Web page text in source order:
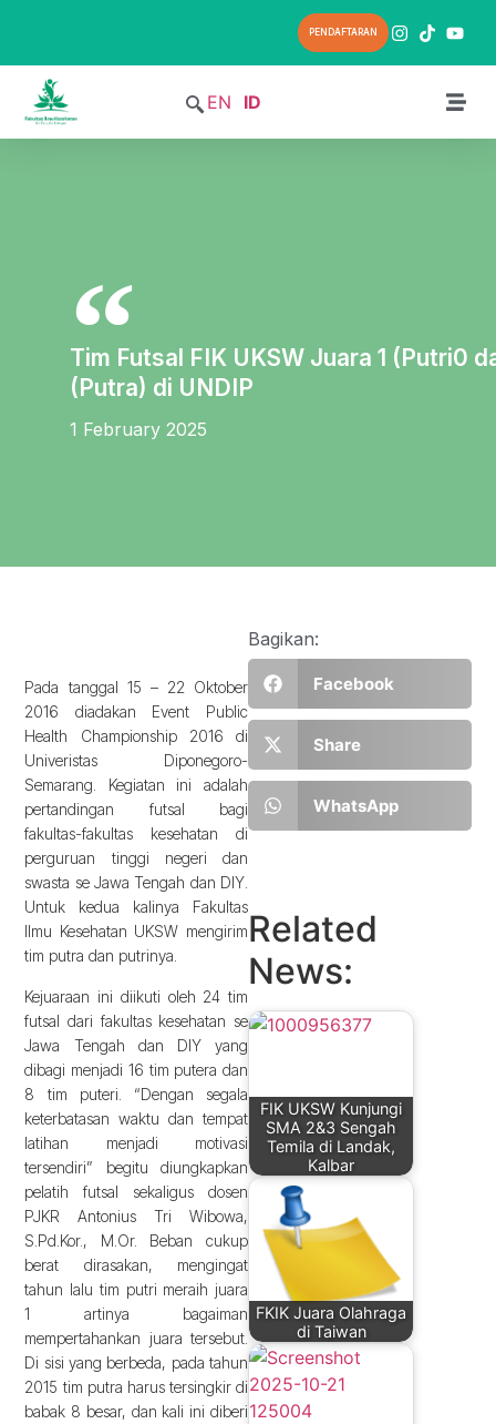
PENDAFTARAN
EN ID
Tim Futsal FIK UKSW Juara 1 (Putri0
(Putra) di UNDIP
1 February 2025
Pada tanggal 15 – 22 Oktober
2016 diadakan Event Public
Health Championship 2016 di
Univeristas Diponegoro-
Semarang. Kegiatan ini adalah
pertandingan futsal bagi
fakultas-fakultas kesehatan di
perguruan tinggi negeri dan
swasta se Jawa Tengah dan DIY.
Untuk kedua kalinya Fakultas
Ilmu Kesehatan UKSW mengirim
tim putra dan putrinya.
Kejuaraan ini diikuti oleh 24 tim
futsal dari fakultas kesehatan se
Jawa Tengah dan DIY yang
dibagi menjadi 16 tim putera dan
8 tim puteri. “Dengan segala
keterbatasan waktu dan tempat
latihan menjadi motivasi
tersendiri” begitu diungkapkan
pelatih futsal sekaligus dosen
PJKR Antonius Tri Wibowa,
S.Pd.Kor., M.Or. Beban cukup
berat dirasakan, mengingat
tahun lalu tim putri meraih juara
1 artinya bagaiman
mempertahankan juara tersebut.
Di sisi yang berbeda, pada tahun
2015 tim putra harus tersingkir di
babak 8 besar, dan kali ini diberi
Bagikan:
Facebook
Share
WhatsApp
Related
News:
FIK UKSW Kunjungi
SMA 2&3 Sengah
Temila di Landak,
Kalbar
FKIK Juara Olahraga
di Taiwan